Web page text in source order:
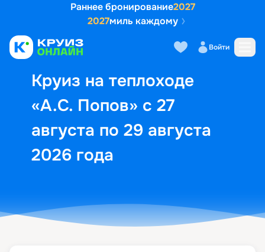
Раннее бронирование2027
2027миль каждому
Войти
Круиз на теплоходе
«А.С. Попов» с 27
августа по 29 августа
2026 года
Выбор кают Маршрут и